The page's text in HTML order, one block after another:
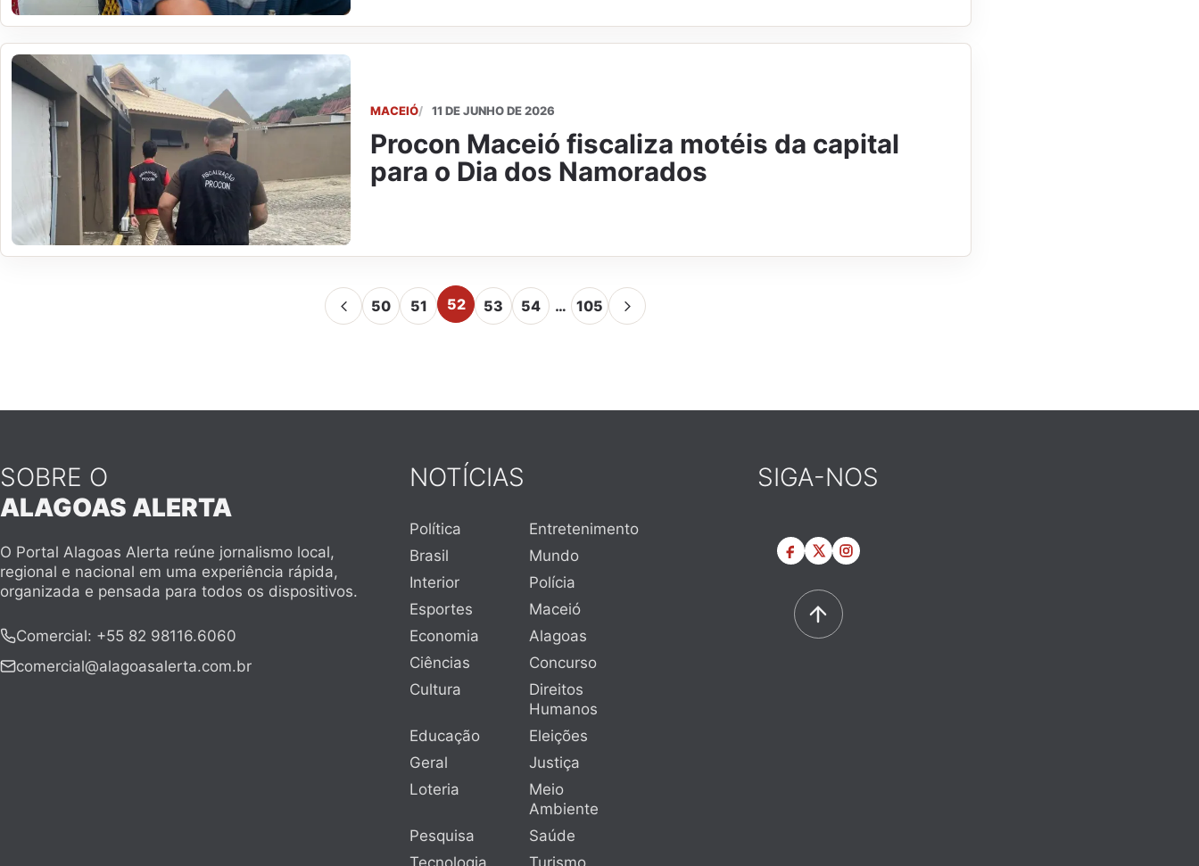
MACEIÓ 11 DE JUNHO DE 2026
Procon Maceió fiscaliza motéis da capital
para o Dia dos Namorados
50 51 52 53 54 … 105
SOBRE O
ALAGOAS ALERTA
O Portal Alagoas Alerta reúne jornalismo local,
regional e nacional em uma experiência rápida,
organizada e pensada para todos os dispositivos.
Comercial: +55 82 98116.6060
comercial@alagoasalerta.com.br
NOTÍCIAS
Política
Entretenimento
Brasil
Mundo
Interior
Polícia
Esportes
Maceió
Economia
Alagoas
Ciências
Concurso
Cultura
Direitos
Humanos
Educação
Eleições
Geral
Justiça
Loteria
Meio
Ambiente
Pesquisa
Saúde
Tecnologia
Turismo
SIGA-NOS